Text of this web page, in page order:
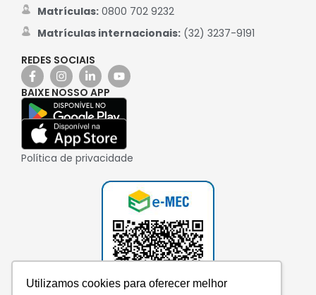
Utilizamos cookies para oferecer melhor
Matrículas:0800 702 9232
Matrículas internacionais:(32) 3237-9191
REDES SOCIAIS
BAIXE NOSSO APP
Política de privacidade